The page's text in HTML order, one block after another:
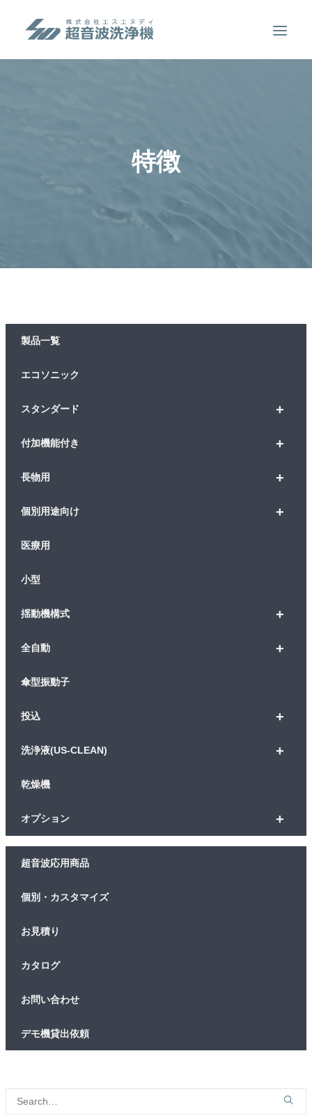
特徴
製品一覧
エコソニック
+
スタンダード
+
付加機能付き
+
長物用
+
個別用途向け
医療用
小型
+
揺動機構式
+
全自動
傘型振動子
+
投込
+
洗浄液(US-CLEAN)
乾燥機
+
オプション
超音波応用商品
個別・カスタマイズ
お見積り
カタログ
お問い合わせ
デモ機貸出依頼